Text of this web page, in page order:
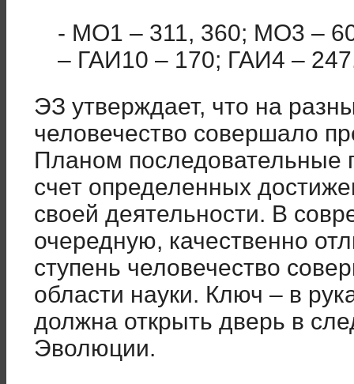
- МО1 – 311, 360; МО3 –
– ГАИ10 – 170; ГАИ4 –
ЭЗ утверждает, что на
человечество совершало
Планом последовательные
счет определенных
своей деятельности. В
очередную, качественно
ступень человечество
области науки. Ключ – в
должна открыть дверь в
Эволюции.